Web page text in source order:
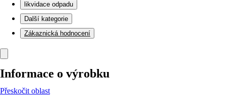
likvidace odpadu
Další kategorie
Zákaznická hodnocení
Informace o výrobku
Přeskočit oblast